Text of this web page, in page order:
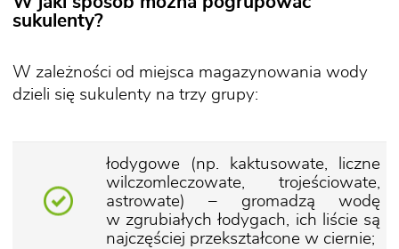
sukulenty?
W zależności od miejsca magazynowania wody
dzieli się sukulenty na trzy grupy:
łodygowe (np. kaktusowate, liczne
wilczomleczowate, trojeściowate,
astrowate) – gromadzą wodę
w zgrubiałych łodygach, ich liście są
najczęściej przekształcone w ciernie;